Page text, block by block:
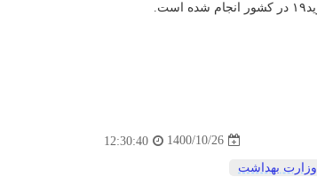
1400/10/26
12:30:40
وزارت بهداشت